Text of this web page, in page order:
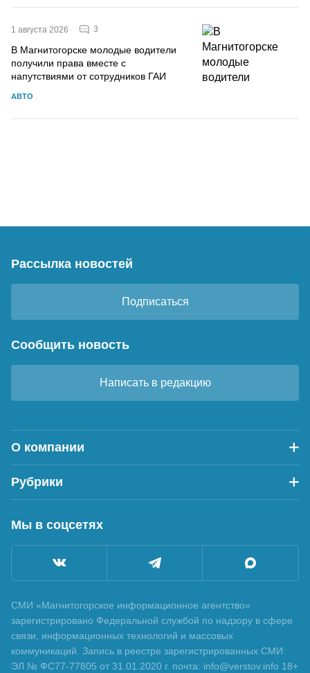
1 августа 2026 3
В Магнитогорске молодые водители
получили права вместе с
напутствиями от сотрудников ГАИ
АВТО
Рассылка новостей
Подписаться
Сообщить новость
Написать в редакцию
О компании
Рубрики
Мы в соцсетях
СМИ «Магнитогорское информационное агентство»
зарегистрировано Федеральной службой по надзору в сфере
связи, информационных технологий и массовых
коммуникаций. Запись в реестре зарегистрированных СМИ:
ЭЛ № ФС77-77805 от 31.01.2020 г. почта: info@verstov.info 18+